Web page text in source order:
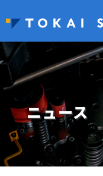
ニュース